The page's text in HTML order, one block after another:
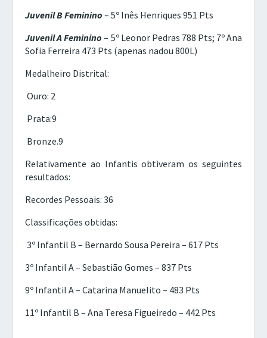
Juvenil B Feminino – 5º Inês Henriques 951 Pts
Juvenil A Feminino – 5º Leonor Pedras 788 Pts; 7º Ana
Sofia Ferreira 473 Pts (apenas nadou 800L)
Medalheiro Distrital:
Ouro: 2
Prata:9
Bronze.9
Relativamente ao Infantis obtiveram os seguintes
resultados:
Recordes Pessoais: 36
Classificações obtidas:
3º Infantil B – Bernardo Sousa Pereira – 617 Pts
3º Infantil A – Sebastião Gomes – 837 Pts
9º Infantil A – Catarina Manuelito – 483 Pts
11º Infantil B – Ana Teresa Figueiredo – 442 Pts